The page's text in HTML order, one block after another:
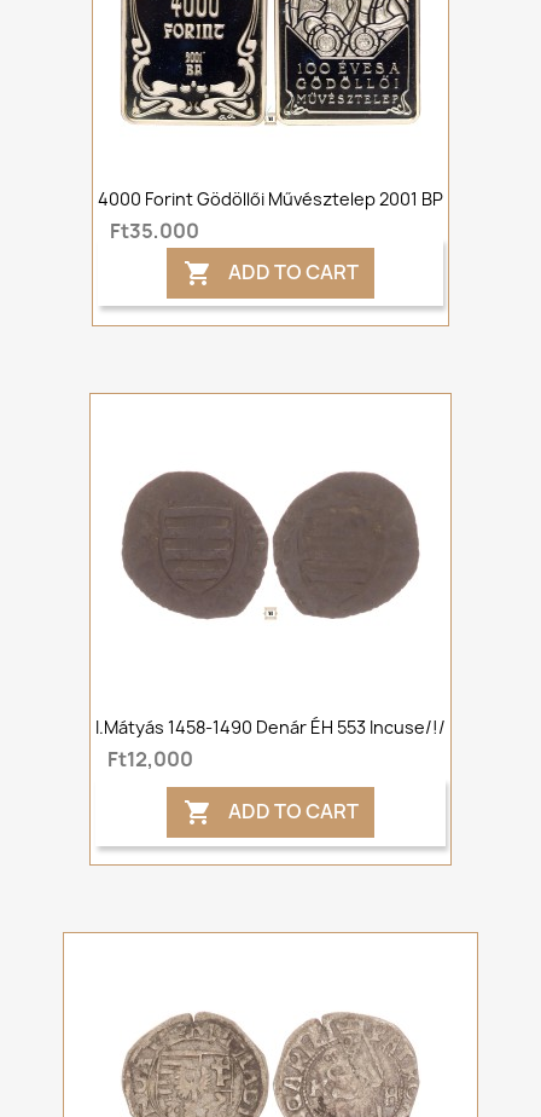
4000 Forint Gödöllői Művésztelep 2001 BP
Ft35,000
 ADD TO CART
I.Mátyás 1458-1490 Denár ÉH 553 Incuse/!/
Ft12,000
 ADD TO CART